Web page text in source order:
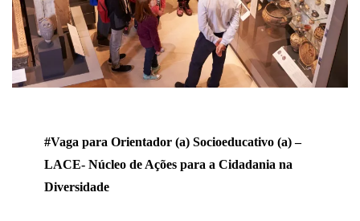
#Vaga para Orientador (a) Socioeducativo (a) –
LACE- Núcleo de Ações para a Cidadania na
Diversidade